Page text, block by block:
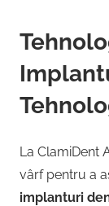
La ClamiDent
vârf pentru a
implanturi